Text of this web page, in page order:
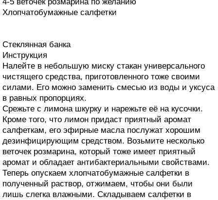
Хлопчатобумажные салфетки
Стеклянная банка
Инструкция
Налейте в небольшую миску стакан универсального
чистящего средства, приготовленного тоже своими
силами. Его можно заменить смесью из воды и уксуса
в равных пропорциях.
Срежьте с лимона шкурку и нарежьте её на кусочки.
Кроме того, что лимон придаст приятный аромат
салфеткам, его эфирные масла послужат хорошим
дезинфицирующим средством. Возьмите несколько
веточек розмарина, который тоже имеет приятный
аромат и обладает антибактериальными свойствами.
Теперь опускаем хлопчатобумажные салфетки в
полученный раствор, отжимаем, чтобы они были
лишь слегка влажными. Складываем салфетки в